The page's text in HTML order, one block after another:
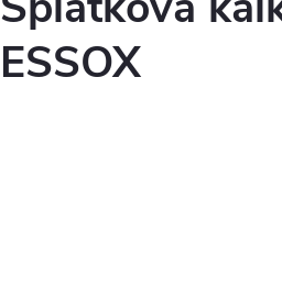
ESSOX